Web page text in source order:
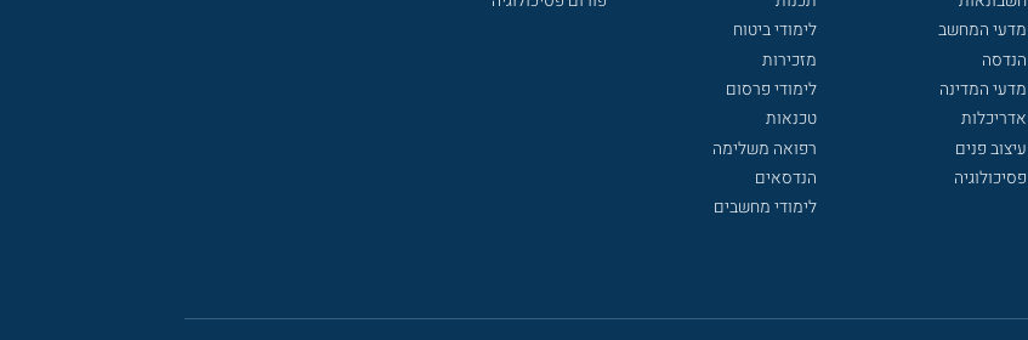
מדעי המחשב
הנדסה
מדעי המדינה
אדריכלות
עיצוב פנים
פסיכולוגיה
לימודי ביטוח
מזכירות
לימודי פרסום
טכנאות
רפואה משלימה
הנדסאים
לימודי מחשבים